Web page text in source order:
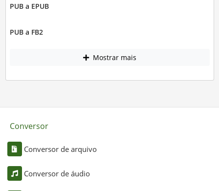
PUB a EPUB
PUB a FB2
Mostrar mais
Conversor
Conversor de arquivo
Conversor de áudio